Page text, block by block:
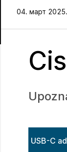
04. март 2025.
USB-C